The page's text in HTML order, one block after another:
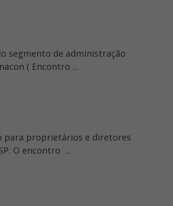
segmento de administração
( Encontro ...
para proprietários e diretores
O encontro ...